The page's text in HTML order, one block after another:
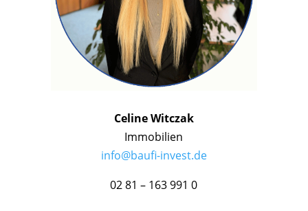
Celine Witczak
Immobilien
info@baufi-invest.de
02 81 – 163 991 0